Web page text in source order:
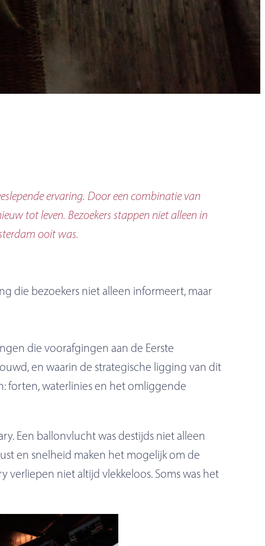
ervaring. Door een combinatie van
tot leven. Bezoekers stappen niet alleen in
ooit was.
die bezoekers niet alleen informeert, maar
die voorafgingen aan de Eerste
en waarin de strategische ligging van dit
forten, waterlinies en het omliggende
Een ballonvlucht was destijds niet alleen
en snelheid maken het mogelijk om de
verliepen niet altijd vlekkeloos. Soms was het